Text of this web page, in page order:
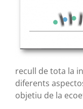
recull de tota la
diferents
objetiu de la